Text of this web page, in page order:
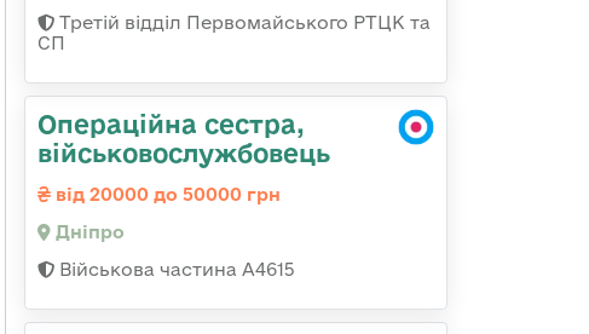
Третій відділ Первомайського РТЦК та
СП
Операційна сестра,
військовослужбовець
від 20000 до 50000 грн
Дніпро
Військова частина А4615